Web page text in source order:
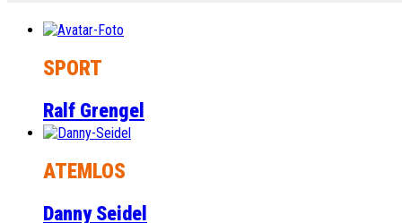
SPORT
Ralf Grengel
ATEMLOS
Danny Seidel